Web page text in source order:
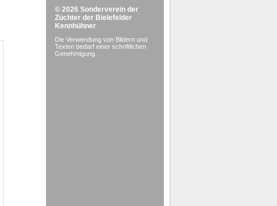
© 2026 Sonderverein der
Züchter der Bielefelder
Kennhühner
Die Verwendung von Bildern und
Texten bedarf einer schriftlichen
Genehmigung.